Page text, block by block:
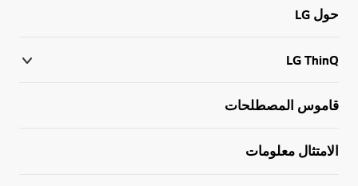
حول LG
LG ThinQ
قاموس المصطلحات
الامتثال معلومات